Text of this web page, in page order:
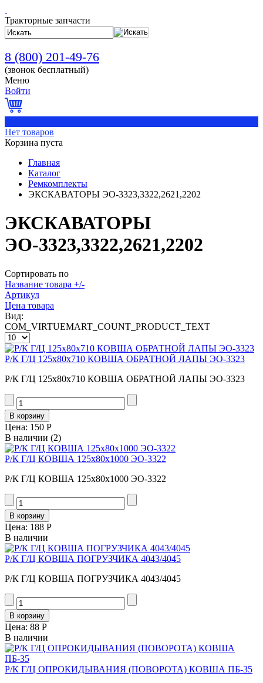
Тракторные запчасти
8 (800) 201-49-76
(звонок бесплатный)
Меню
Войти
Нет товаров
Корзина пуста
Главная
Каталог
Ремкомплекты
ЭКСКАВАТОРЫ ЭО-3323,3322,2621,2202
ЭКСКАВАТОРЫ
ЭО-3323,3322,2621,2202
Сортировать по
Название товара +/-
Артикул
Цена товара
Вид:
COM_VIRTUEMART_COUNT_PRODUCT_TEXT
Р/К Г/Ц 125х80х710 КОВША ОБРАТНОЙ ЛАПЫ ЭО-3323
Р/К Г/Ц 125х80х710 КОВША ОБРАТНОЙ ЛАПЫ ЭО-3323
Цена: 150 Р
В наличии (2)
Р/К Г/Ц КОВША 125х80х1000 ЭО-3322
Р/К Г/Ц КОВША 125х80х1000 ЭО-3322
Цена: 188 Р
В наличии
Р/К Г/Ц КОВША ПОГРУЗЧИКА 4043/4045
Р/К Г/Ц КОВША ПОГРУЗЧИКА 4043/4045
Цена: 88 Р
В наличии
Р/К Г/Ц ОПРОКИДЫВАНИЯ (ПОВОРОТА) КОВША ПБ-35